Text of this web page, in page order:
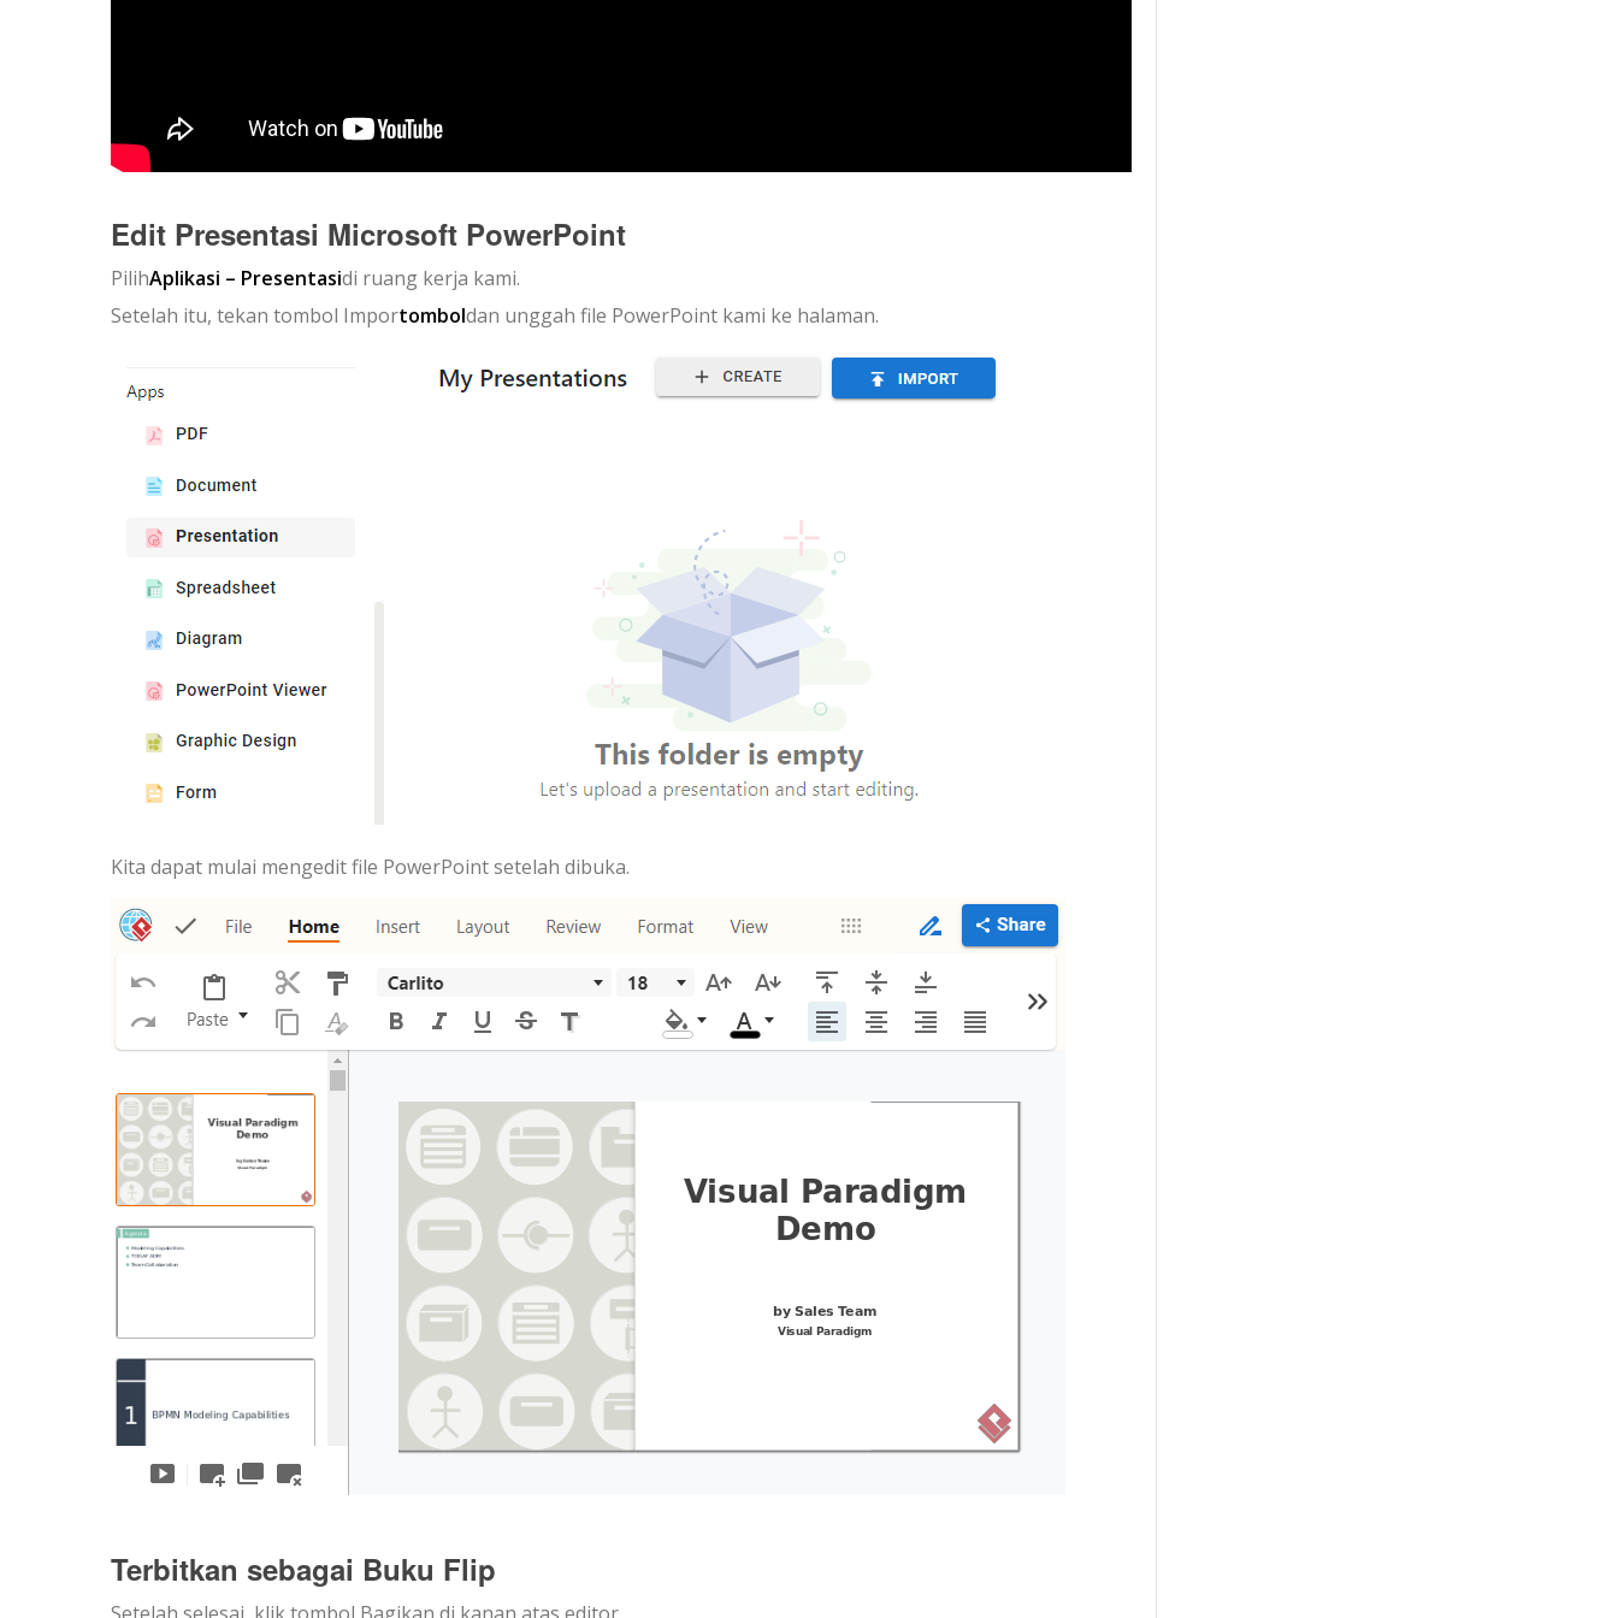
Edit Presentasi Microsoft PowerPoint
PilihAplikasi – Presentasidi ruang kerja kami.
Setelah itu, tekan tombol Importomboldan unggah file PowerPoint kami ke halaman.
Kita dapat mulai mengedit file PowerPoint setelah dibuka.
Terbitkan sebagai Buku Flip